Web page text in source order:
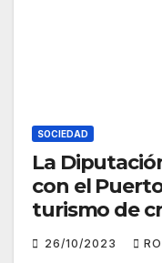
SOCIEDAD
La
con el
turismo de
26/10/2023